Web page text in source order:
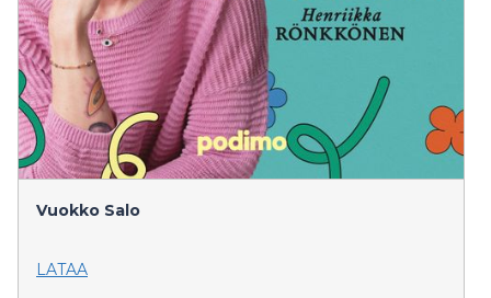
Vuokko Salo
LATAA